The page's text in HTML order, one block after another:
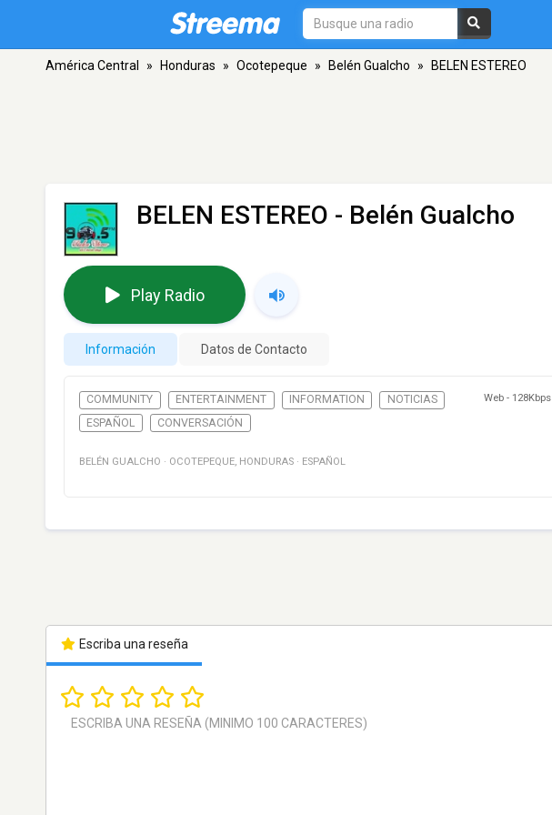
América Central » Honduras » Ocotepeque » Belén Gualcho » BELEN ESTEREO
BELEN ESTEREO - Belén Gualcho
Play Radio
Información Datos de Contacto
COMMUNITY ENTERTAINMENT INFORMATION
NOTICIAS
ESPAÑOL
CONVERSACIÓN
Web - 128Kbps
BELÉN GUALCHO · OCOTEPEQUE, HONDURAS · ESPAÑOL
Escriba una reseña